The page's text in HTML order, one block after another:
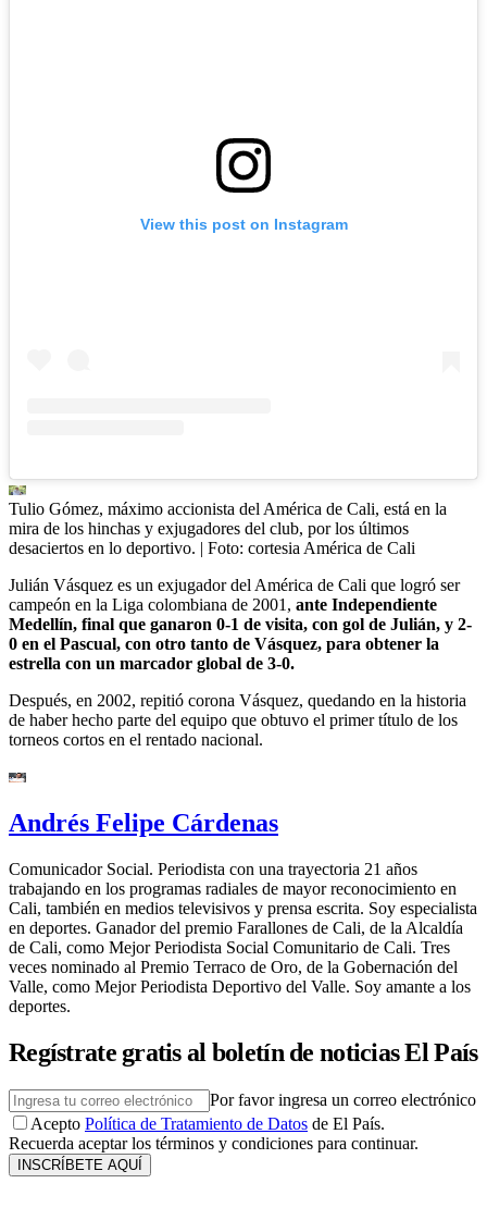
View this post on Instagram
Tulio Gómez, máximo accionista del América de Cali, está en la
mira de los hinchas y exjugadores del club, por los últimos
desaciertos en lo deportivo. | Foto: cortesia América de Cali
Julián Vásquez es un exjugador del América de Cali que logró ser
campeón en la Liga colombiana de 2001, ante Independiente
Medellín, final que ganaron 0-1 de visita, con gol de Julián, y 2-
0 en el Pascual, con otro tanto de Vásquez, para obtener la
estrella con un marcador global de 3-0.
Después, en 2002, repitió corona Vásquez, quedando en la historia
de haber hecho parte del equipo que obtuvo el primer título de los
torneos cortos en el rentado nacional.
Andrés Felipe Cárdenas
Comunicador Social. Periodista con una trayectoria 21 años
trabajando en los programas radiales de mayor reconocimiento en
Cali, también en medios televisivos y prensa escrita. Soy especialista
en deportes. Ganador del premio Farallones de Cali, de la Alcaldía
de Cali, como Mejor Periodista Social Comunitario de Cali. Tres
veces nominado al Premio Terraco de Oro, de la Gobernación del
Valle, como Mejor Periodista Deportivo del Valle. Soy amante a los
deportes.
Regístrate gratis al boletín de noticias El País
Por favor ingresa un correo electrónico
Acepto Política de Tratamiento de Datos de El País.
Recuerda aceptar los términos y condiciones para continuar.
INSCRÍBETE AQUÍ